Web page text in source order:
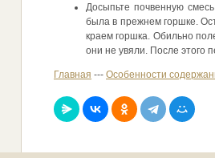
Досыпьте почвенную
была в прежнем горшке.
краем горшка. Обильно
они не увяли. После этого
Главная --- Особенности